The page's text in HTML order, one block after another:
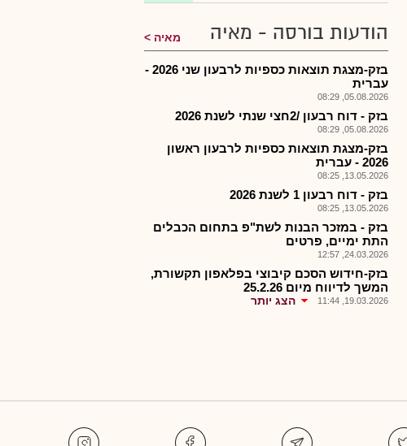
הודעות בורסה - מאיה מאיה
בזק-מצגת תוצאות כספיות לרבעון שני 2026 -
עברית
05.08.2026, 08:29
בזק - דוח רבעון /2חצי שנתי לשנת 2026
05.08.2026, 08:29
בזק-מצגת תוצאות כספיות לרבעון ראשון
2026 - עברית
13.05.2026, 08:25
בזק - דוח רבעון 1 לשנת 2026
13.05.2026, 08:25
בזק - במזכר הבנות לשת"פ בתחום הכבלים
התת ימיים, פרטים
24.03.2026, 12:57
בזק-חידוש הסכם קיבוצי בפלאפון תקשורת,
המשך לדיווח מיום 25.2.26
19.03.2026, 11:44 הצג יותר